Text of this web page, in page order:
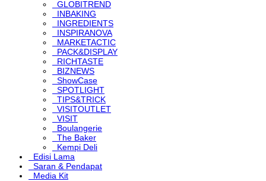
GLOBITREND
INBAKING
INGREDIENTS
INSPIRANOVA
MARKETACTIC
PACK&DISPLAY
RICHTASTE
BIZNEWS
ShowCase
SPOTLIGHT
TIPS&TRICK
VISITOUTLET
VISIT
Boulangerie
The Baker
Kempi Deli
Edisi Lama
Saran & Pendapat
Media Kit